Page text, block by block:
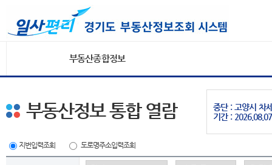
부동산종합정보
중단 : 고양시 차
기간 :
부동산정보 통합 열람
지번입력조회 도로명주소입력조회